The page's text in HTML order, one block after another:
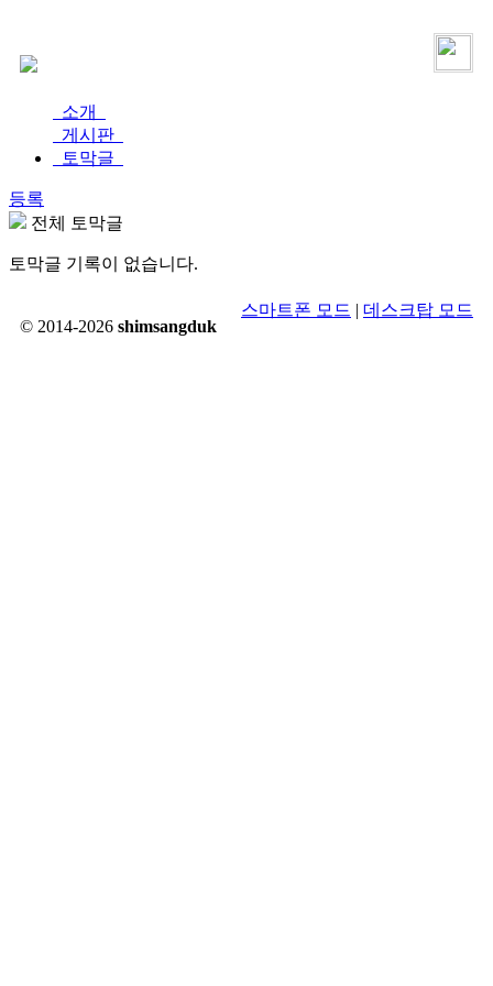
소개
게시판
토막글
등록
전체 토막글
토막글 기록이 없습니다.
© 2014-2026 shimsangduk
스마트폰 모드 | 데스크탑 모드